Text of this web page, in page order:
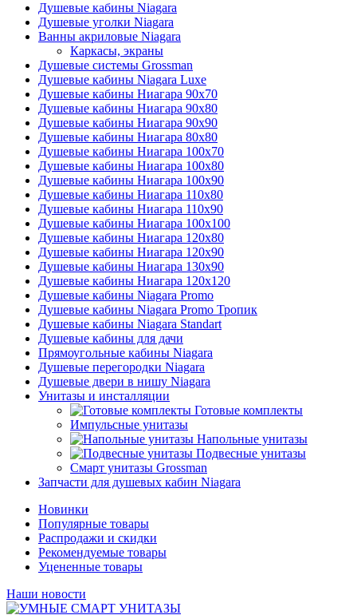
Душевые кабины Niagara
Душевые уголки Niagara
Ванны акриловые Niagara
Каркасы, экраны
Душевые системы Grossman
Душевые кабины Niagara Luxe
Душевые кабины Ниагара 90x70
Душевые кабины Ниагара 90x80
Душевые кабины Ниагара 90x90
Душевые кабины Ниагара 80x80
Душевые кабины Ниагара 100x70
Душевые кабины Ниагара 100x80
Душевые кабины Ниагара 100x90
Душевые кабины Ниагара 110x80
Душевые кабины Ниагара 110x90
Душевые кабины Ниагара 100x100
Душевые кабины Ниагара 120x80
Душевые кабины Ниагара 120x90
Душевые кабины Ниагара 130x90
Душевые кабины Ниагара 120x120
Душевые кабины Niagara Promo
Душевые кабины Niagara Promo Тропик
Душевые кабины Niagara Standart
Душевые кабины для дачи
Прямоугольные кабины Niagara
Душевые перегородки Niagara
Душевые двери в нишу Niagara
Унитазы и инсталляции
Готовые комплекты
Импульсные унитазы
Напольные унитазы
Подвесные унитазы
Смарт унитазы Grossman
Запчасти для душевых кабин Niagara
Новинки
Популярные товары
Распродажи и скидки
Рекомендуемые товары
Уцененные товары
Наши новости